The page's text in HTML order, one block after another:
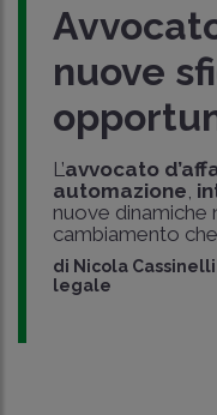
nuove
L’avvocato
automazione
nuove dinamiche
cambiamento
di Nicola Cassinelli
legale